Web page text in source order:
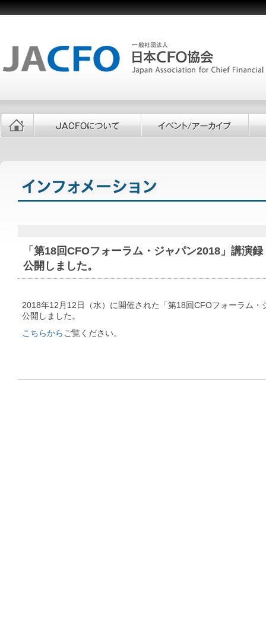
「第18回CFOフォーラム・ジャパン2018」講演
公開しました。
2018年12月12日（水）に開催された「第18回CFOフォーラム
公開しました。
こちらからご覧ください。